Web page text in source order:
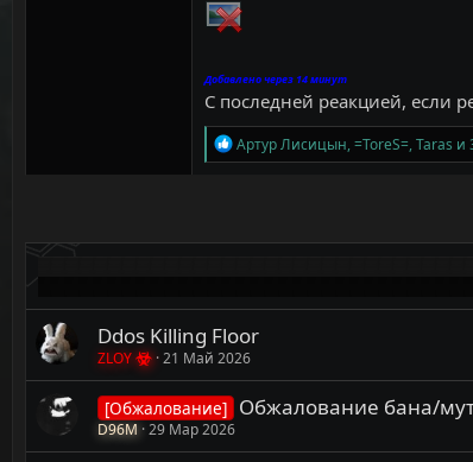
Добавлено через 14 минут
С последней реакцией, если
Р
е
Артур Лисицын,=ToreS=,Taras и
Ddos Killing Floor
ZLOY 21 Май 2026
[Обжалование] Обжалование бана/
D96M 29 Мар 2026